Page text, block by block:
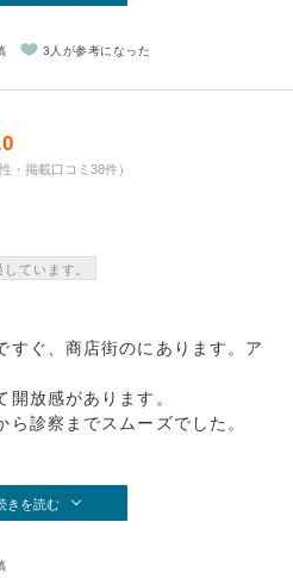
3人が参考になった
・掲載口コミ38件）
ています。
すぐ、商店街のにあります。ア
開放感があります。
ら診察までスムーズでした。
きを読む